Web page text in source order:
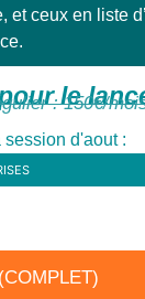
et ceux en liste
le
: 150€/
session d'aout :
(COMPLET)